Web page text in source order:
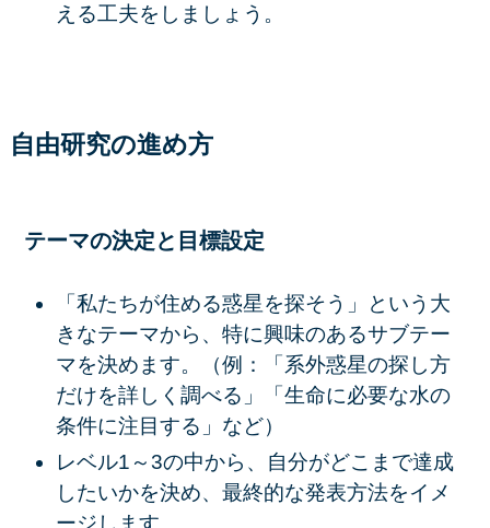
える工夫をしましょう。
自由研究の進め方
テーマの決定と目標設定
「私たちが住める惑星を探そう」という大
きなテーマから、特に興味のあるサブテー
マを決めます。（例：「系外惑星の探し方
だけを詳しく調べる」「生命に必要な水の
条件に注目する」など）
レベル1～3の中から、自分がどこまで達成
したいかを決め、最終的な発表方法をイメ
ージします。